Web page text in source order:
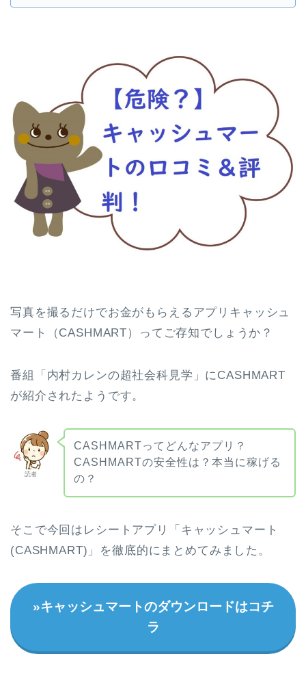
写真を撮るだけでお金がもらえるアプリキャッシュ
マート（CASHMART）ってご存知でしょうか？
番組「内村カレンの超社会科見学」にCASHMART
が紹介されたようです。
読者
CASHMARTってどんなアプリ？
CASHMARTの安全性は？本当に稼げる
の？
そこで今回はレシートアプリ「キャッシュマート
(CASHMART)」を徹底的にまとめてみました。
»キャッシュマートのダウンロードはコチ
ラ